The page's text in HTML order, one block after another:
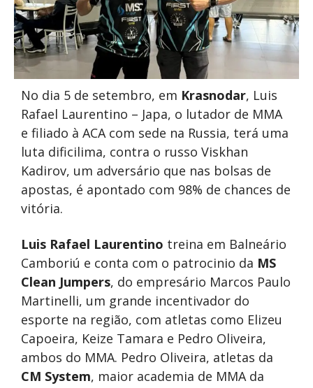
No dia 5 de setembro, em Krasnodar, Luis
Rafael Laurentino – Japa, o lutador de MMA
e filiado à ACA com sede na Russia, terá uma
luta dificilima, contra o russo Viskhan
Kadirov, um adversário que nas bolsas de
apostas, é apontado com 98% de chances de
vitória.
Luis Rafael Laurentino treina em Balneário
Camboriú e conta com o patrocinio da MS
Clean Jumpers, do empresário Marcos Paulo
Martinelli, um grande incentivador do
esporte na região, com atletas como Elizeu
Capoeira, Keize Tamara e Pedro Oliveira,
ambos do MMA. Pedro Oliveira, atletas da
CM System, maior academia de MMA da